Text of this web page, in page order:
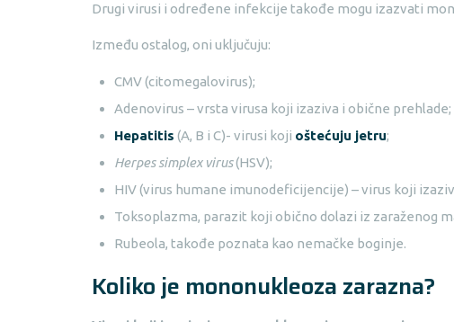
Drugi virusi i određene infekcije takođe mogu izazvati
Između ostalog, oni uključuju:
CMV (citomegalovirus);
Adenovirus – vrsta virusa koji izaziva i obične prehlade;
Hepatitis (A, B i C)- virusi koji oštećuju jetru;
Herpes simplex virus(HSV);
HIV (virus humane imunodeficijencije) – virus koji
Toksoplazma, parazit koji obično dolazi iz zaraženog
Rubeola, takođe poznata kao nemačke boginje.
Koliko je mononukleoza zarazna?